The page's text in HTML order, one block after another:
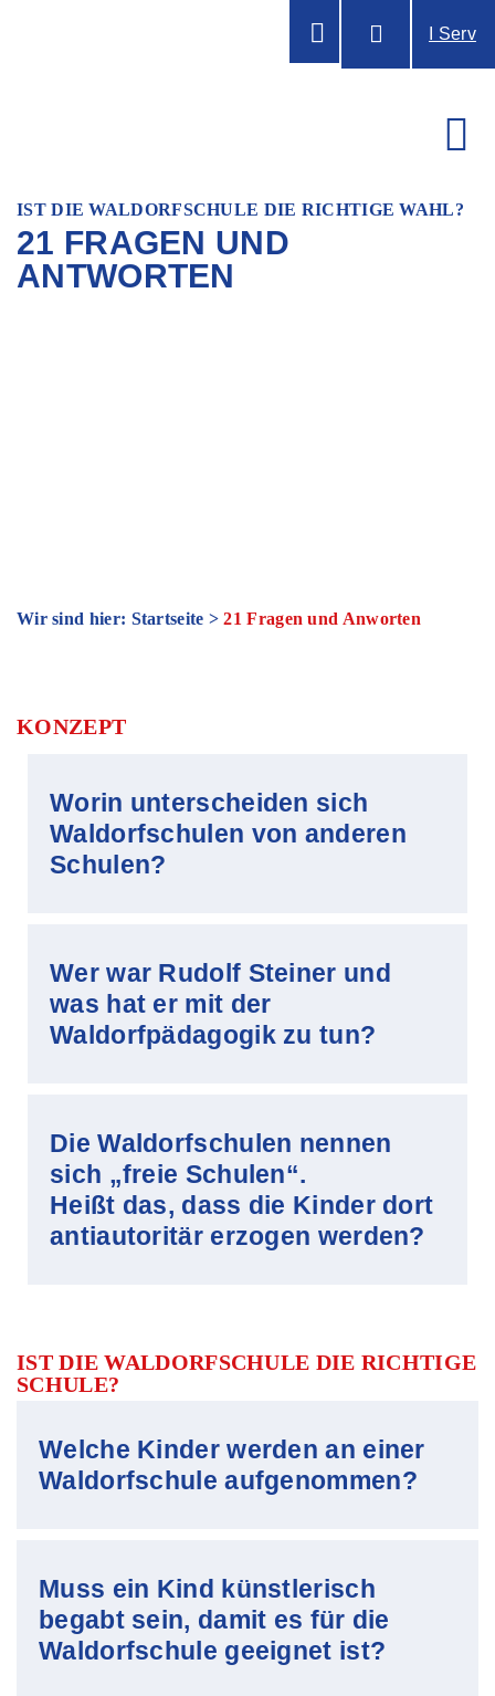
I Serv
IST DIE WALDORFSCHULE DIE RICHTIGE WAHL?
21 FRAGEN UND
ANTWORTEN
Wir sind hier: Startseite >21 Fragen und Anworten
KONZEPT
Worin unterscheiden sich
Waldorfschulen von anderen
Schulen?
Wer war Rudolf Steiner und
was hat er mit der
Waldorfpädagogik zu tun?
Die Waldorfschulen nennen
sich „freie Schulen“.
Heißt das, dass die Kinder dort
antiautoritär erzogen werden?
IST DIE WALDORFSCHULE DIE RICHTIGE
SCHULE?
Welche Kinder werden an einer
Waldorfschule aufgenommen?
Muss ein Kind künstlerisch
begabt sein, damit es für die
Waldorfschule geeignet ist?